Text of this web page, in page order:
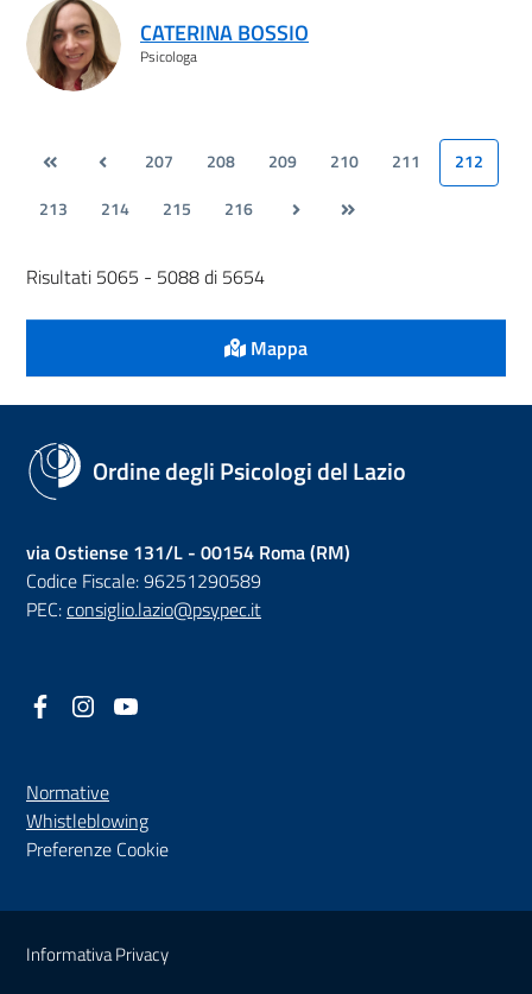
CATERINA BOSSIO
Psicologa
207 208 209 210 211
212
213
214 215 216
Risultati 5065 - 5088 di 5654
Mappa
Ordine degli Psicologi del Lazio
via Ostiense 131/L - 00154 Roma (RM)
Codice Fiscale: 96251290589
PEC:consiglio.lazio@psypec.it
Facebook
(nuova scheda - new tab)
Instagram
(nuova scheda - new tab)
Normative
Whistleblowing(nuova scheda - new tab)
Preferenze Cookie
Sezione Link Utili
Informativa Privacy